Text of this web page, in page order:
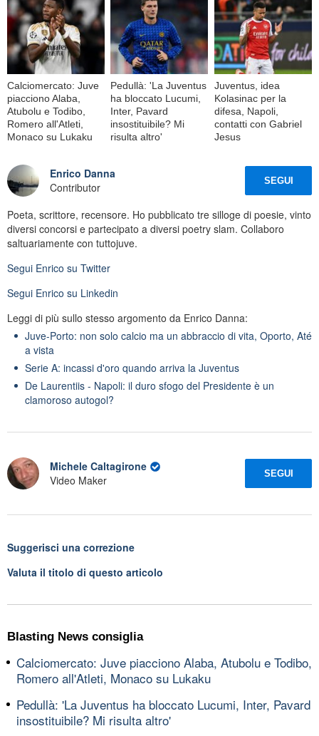
Calciomercato: Juve
piacciono Alaba,
Atubolu e Todibo,
Romero all'Atleti,
Monaco su Lukaku
Pedullà: 'La Juventus
ha bloccato Lucumi,
Inter, Pavard
insostituibile? Mi
risulta altro'
Juventus, idea
Kolasinac per la
difesa, Napoli,
contatti con Gabriel
Jesus
Enrico Danna
Contributor
SEGUI
Poeta, scrittore, recensore. Ho pubblicato tre silloge di poesie, vinto
diversi concorsi e partecipato a diversi poetry slam. Collaboro
saltuariamente con tuttojuve.
Segui Enrico su Twitter
Segui Enrico su Linkedin
Leggi di più sullo stesso argomento da Enrico Danna:
Juve-Porto: non solo calcio ma un abbraccio di vita, Oporto, Até
a vista
Serie A: incassi d'oro quando arriva la Juventus
De Laurentiis - Napoli: il duro sfogo del Presidente è un
clamoroso autogol?
Michele Caltagirone
Video Maker
SEGUI
Suggerisci una correzione
Valuta il titolo di questo articolo
Blasting News consiglia
Calciomercato: Juve piacciono Alaba, Atubolu e Todibo,
Romero all'Atleti, Monaco su Lukaku
Pedullà: 'La Juventus ha bloccato Lucumi, Inter, Pavard
insostituibile? Mi risulta altro'